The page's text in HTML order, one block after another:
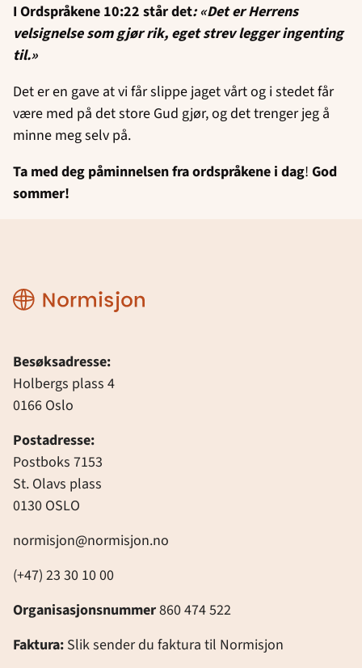
I Ordspråkene 10:22 står det: «Det er Herrens
velsignelse som gjør rik, eget strev legger ingenting
til.»
Det er en gave at vi får slippe jaget vårt og i stedet får
være med på det store Gud gjør, og det trenger jeg å
minne meg selv på.
Ta med deg påminnelsen fra ordspråkene i dag! God
sommer!
Normisjon
Besøksadresse:
Holbergs plass 4
0166 Oslo
Postadresse:
Postboks 7153
St. Olavs plass
0130 OSLO
normisjon@normisjon.no
(+47) 23 30 10 00
Organisasjonsnummer860 474 522
Faktura: Slik sender du faktura til Normisjon